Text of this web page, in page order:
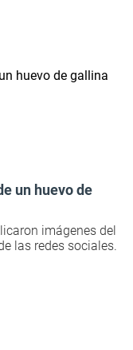
un huevo de
imágenes del
las redes sociales.